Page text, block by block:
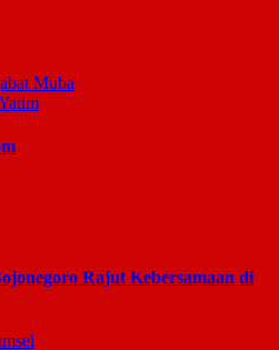
Muba
Rajut Kebersamaan di